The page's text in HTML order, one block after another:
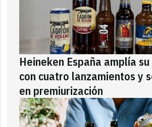
Heineken España amplía
con cuatro lanzamientos y
en premiurización